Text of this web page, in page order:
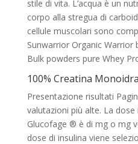
stile di vita. L’acqua è un
corpo alla stregua di
cellule muscolari sono
Sunwarrior Organic Warrior
Bulk powders pure Whey
100% Creatina
Presentazione risultati
valutazioni più alte. La dose
Glucofage ® è di mg o mg
dose di insulina viene